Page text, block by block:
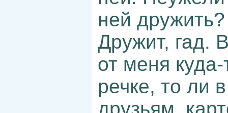
ней дружить?
Дружит, гад.
от меня
речке, то ли
друзьям,